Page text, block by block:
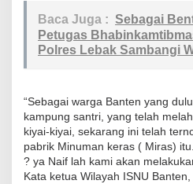
Baca Juga : Sebagai
Petugas
Polres Lebak Sambangi
“Sebagai warga Banten yang
kampung santri, yang telah
kiyai-kiyai, sekarang ini telah
pabrik Minuman keras ( Miras)
? ya Naif lah kami akan
Kata ketua Wilayah ISNU